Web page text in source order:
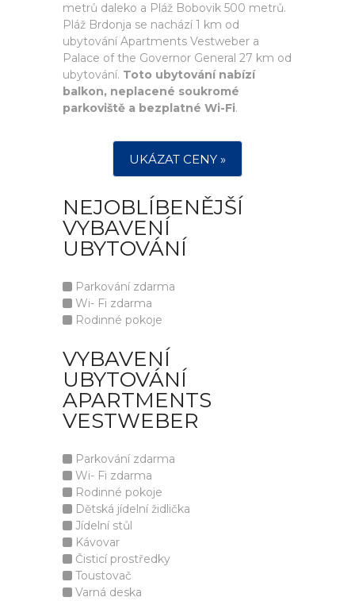
metrů daleko a Pláž Bobovik 500 metrů.
Pláž Brdonja se nachází 1 km od
ubytování Apartments Vestweber a
Palace of the Governor General 27 km od
ubytování. Toto ubytování nabízí
balkon, neplacené soukromé
parkoviště a bezplatné Wi-Fi.
UKÁZAT CENY »
NEJOBLÍBENĚJŠÍ
VYBAVENÍ
UBYTOVÁNÍ
Parkování zdarma
Wi- Fi zdarma
Rodinné pokoje
VYBAVENÍ
UBYTOVÁNÍ
APARTMENTS
VESTWEBER
Parkování zdarma
Wi- Fi zdarma
Rodinné pokoje
Dětská jídelní židlička
Jídelní stůl
Kávovar
Čisticí prostředky
Toustovač
Varná deska